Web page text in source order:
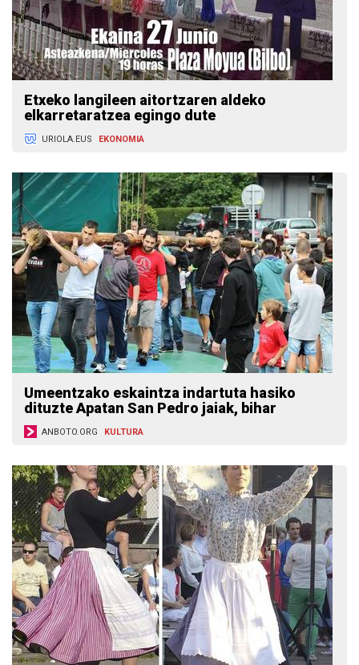
Etxeko langileen aitortzaren aldeko
elkarretaratzea egingo dute
URIOLA.EUS EKONOMIA
Umeentzako eskaintza indartuta hasiko
dituzte Apatan San Pedro jaiak, bihar
ANBOTO.ORG KULTURA